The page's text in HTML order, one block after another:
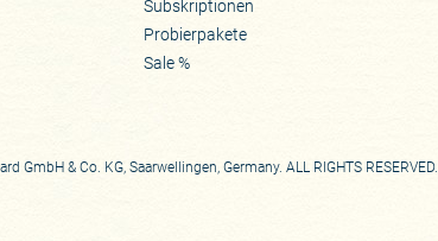
Subskriptionen
Probierpakete
Sale %
GmbH & Co. KG, Saarwellingen, Germany. ALL RIGHTS RESERVED.